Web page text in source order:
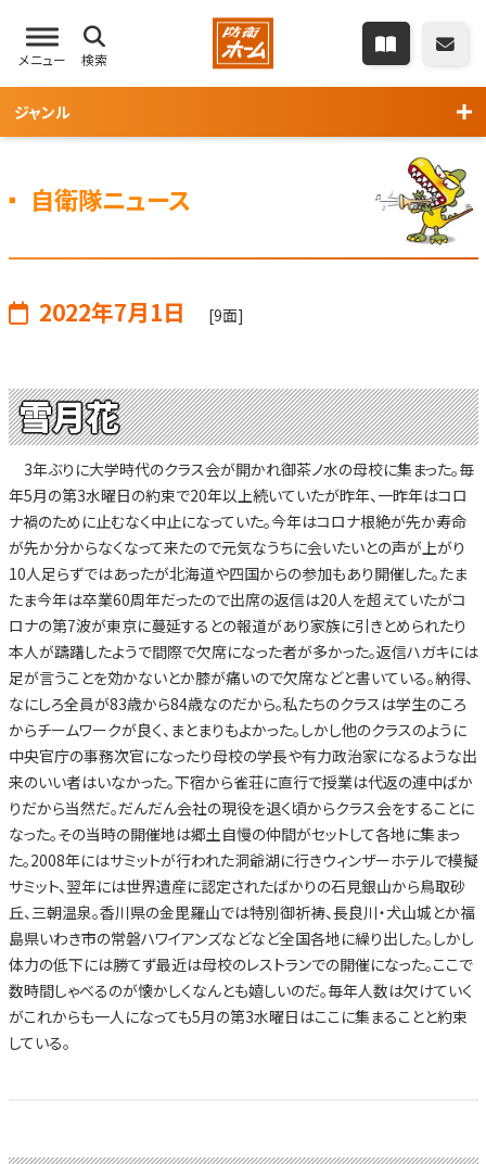
メニュー 検索
ジャンル
自衛隊ニュース
2022年7月1日 [9面]
雪月花
3年ぶりに大学時代のクラス会が開かれ御茶ノ水の母校に集まった。毎
年5月の第3水曜日の約束で20年以上続いていたが昨年、一昨年はコロ
ナ禍のために止むなく中止になっていた。今年はコロナ根絶が先か寿命
が先か分からなくなって来たので元気なうちに会いたいとの声が上がり
10人足らずではあったが北海道や四国からの参加もあり開催した。たま
たま今年は卒業60周年だったので出席の返信は20人を超えていたがコ
ロナの第7波が東京に蔓延するとの報道があり家族に引きとめられたり
本人が躊躇したようで間際で欠席になった者が多かった。返信ハガキには
足が言うことを効かないとか膝が痛いので欠席などと書いている。納得、
なにしろ全員が83歳から84歳なのだから。私たちのクラスは学生のころ
からチームワークが良く、まとまりもよかった。しかし他のクラスのように
中央官庁の事務次官になったり母校の学長や有力政治家になるような出
来のいい者はいなかった。下宿から雀荘に直行で授業は代返の連中ばか
りだから当然だ。だんだん会社の現役を退く頃からクラス会をすることに
なった。その当時の開催地は郷土自慢の仲間がセットして各地に集まっ
た。2008年にはサミットが行われた洞爺湖に行きウィンザーホテルで模擬
サミット、翌年には世界遺産に認定されたばかりの石見銀山から鳥取砂
丘、三朝温泉。香川県の金毘羅山では特別御祈祷、長良川・犬山城とか福
島県いわき市の常磐ハワイアンズなどなど全国各地に繰り出した。しかし
体力の低下には勝てず最近は母校のレストランでの開催になった。ここで
数時間しゃべるのが懐かしくなんとも嬉しいのだ。毎年人数は欠けていく
がこれからも一人になっても5月の第3水曜日はここに集まることと約束
している。